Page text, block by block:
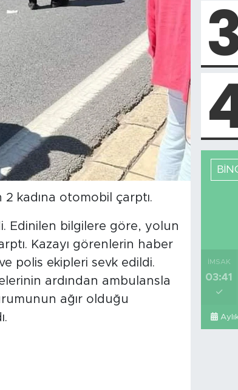
2 kadına otomobil çarptı.
Edinilen bilgilere göre, yolun
Kazayı görenlerin haber
polis ekipleri sevk edildi.
ardından ambulansla
ağır olduğu
İMSAK
03:41